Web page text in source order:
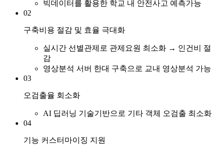
빅데이터를 활용한 학교 내 안전사고 예측가능
02
구축비용 절감 및 효율 극대화
실시간 선별관제로 관제요원 최소화 → 인건비 절
감
영상분석 서버 한대 구축으로 교내 영상분석 가능
03
오검출율 회소화
AI 딥러닝 기술기반으로 기타 객체 오검출 최소화
04
기능 커스터마이징 지원